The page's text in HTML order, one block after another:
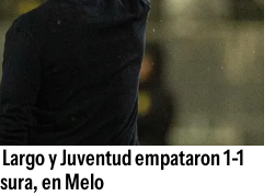
y Juventud empataron 1-1
en Melo